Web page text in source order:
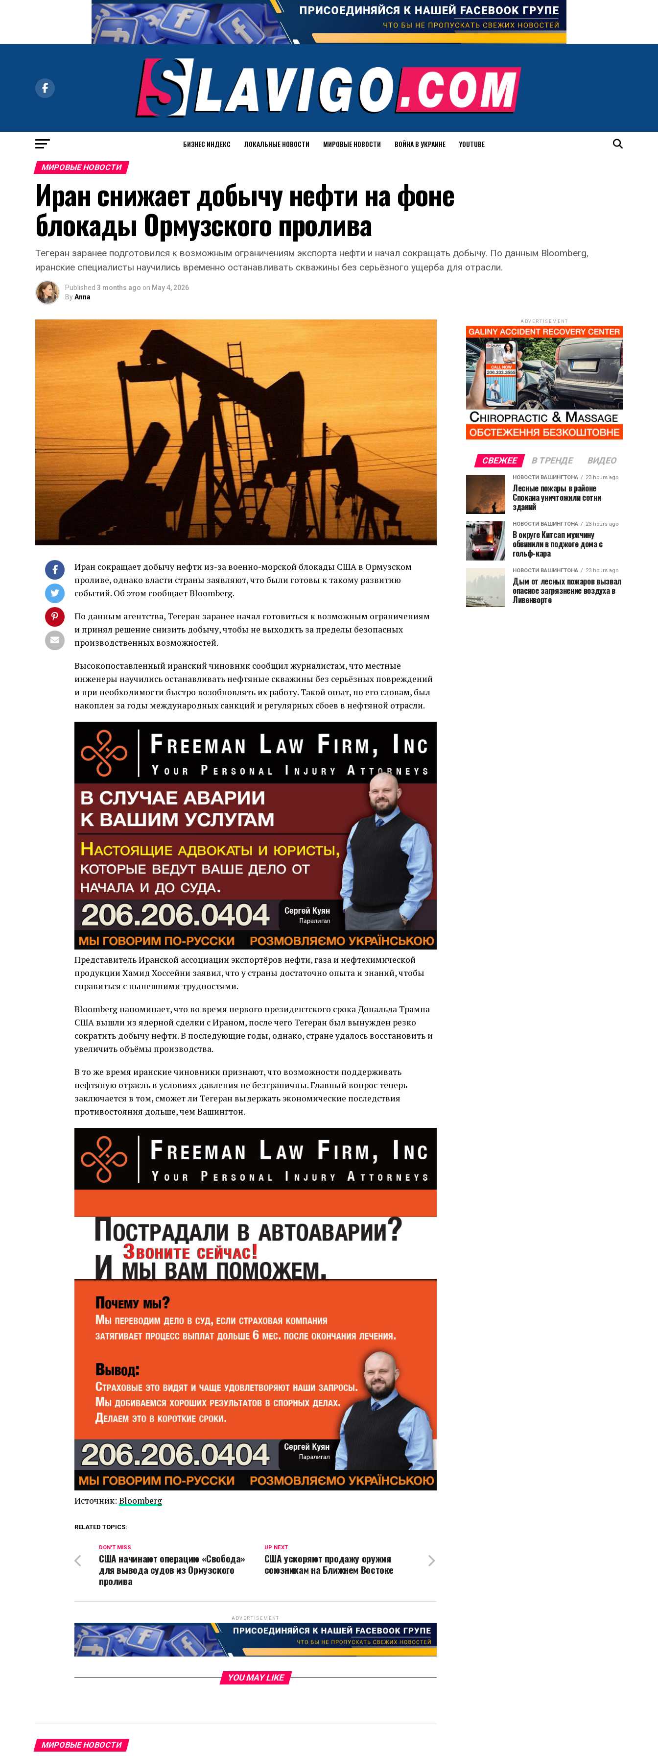
БИЗНЕС ИНДЕКС ЛОКАЛЬНЫЕ НОВОСТИ МИРОВЫЕ НОВОСТИ ВОЙНА В УКРАИНЕ YOUTUBE
МИРОВЫЕ НОВОСТИ
Иран снижает добычу нефти на фоне
блокады Ормузского пролива
Тегеран заранее подготовился к возможным ограничениям экспорта нефти и начал сокращать добычу. По данным Bloomberg,
иранские специалисты научились временно останавливать скважины без серьёзного ущерба для отрасли.
Published 3 months ago on May 4, 2026
ByAnna
Иран сокращает добычу нефти из-за военно-морской блокады США в Ормузском
проливе, однако власти страны заявляют, что были готовы к такому развитию
событий. Об этом сообщает Bloomberg.
По данным агентства, Тегеран заранее начал готовиться к возможным ограничениям
и принял решение снизить добычу, чтобы не выходить за пределы безопасных
производственных возможностей.
Высокопоставленный иранский чиновник сообщил журналистам, что местные
инженеры научились останавливать нефтяные скважины без серьёзных повреждений
и при необходимости быстро возобновлять их работу. Такой опыт, по его словам, был
накоплен за годы международных санкций и регулярных сбоев в нефтяной отрасли.
Представитель Иранской ассоциации экспортёров нефти, газа и нефтехимической
продукции Хамид Хоссейни заявил, что у страны достаточно опыта и знаний, чтобы
справиться с нынешними трудностями.
Bloomberg напоминает, что во время первого президентского срока Дональда Трампа
США вышли из ядерной сделки с Ираном, после чего Тегеран был вынужден резко
сократить добычу нефти. В последующие годы, однако, стране удалось восстановить и
увеличить объёмы производства.
В то же время иранские чиновники признают, что возможности поддерживать
нефтяную отрасль в условиях давления не безграничны. Главный вопрос теперь
заключается в том, сможет ли Тегеран выдержать экономические последствия
противостояния дольше, чем Вашингтон.
Источник: Bloomberg
RELATED TOPICS:
UP NEXT
США ускоряют продажу оружия
союзникам на Ближнем Востоке
DON'T MISS
США начинают операцию «Свобода»
для вывода судов из Ормузского
пролива
ADVERTISEMENT
YOU MAY LIKE
МИРОВЫЕ НОВОСТИ
ADVERTISEMENT
СВЕЖЕЕ В ТРЕНДЕ ВИДЕО
НОВОСТИ ВАШИНГТОНА 23 hours ago
Лесные пожары в районе
Спокана уничтожили сотни
зданий
НОВОСТИ ВАШИНГТОНА 23 hours ago
В округе Китсап мужчину
обвинили в поджоге дома с
гольф-кара
НОВОСТИ ВАШИНГТОНА 23 hours ago
Дым от лесных пожаров вызвал
опасное загрязнение воздуха в
Ливенворте